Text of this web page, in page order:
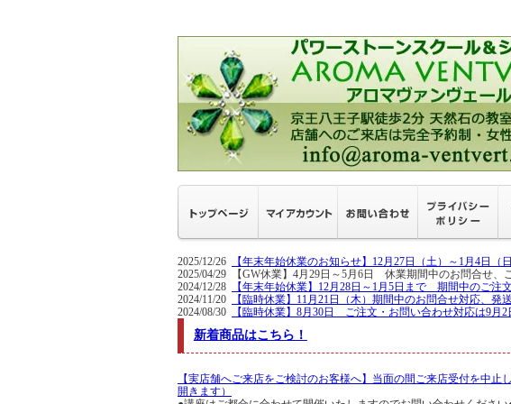
2025/12/26
【年末年始休業のお知らせ】12月27日（土）～1月4日
2025/04/29 【GW休業】4月29日～5月6日 休業期間中のお問合せ、
2024/12/28
【年末年始休業】12月28日～1月5日まで 期間中のご注
2024/11/20
【臨時休業】11月21日（木）期間中のお問合せ対応、発
2024/08/30
【臨時休業】8月30日 ご注文・お問い合わせ対応は9月
新着商品はこちら！
【実店舗へご来店をご検討のお客様へ】当面の間ご来店受付を中
開きます）